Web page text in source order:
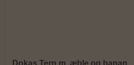
Dokas Tern m. æble og banan